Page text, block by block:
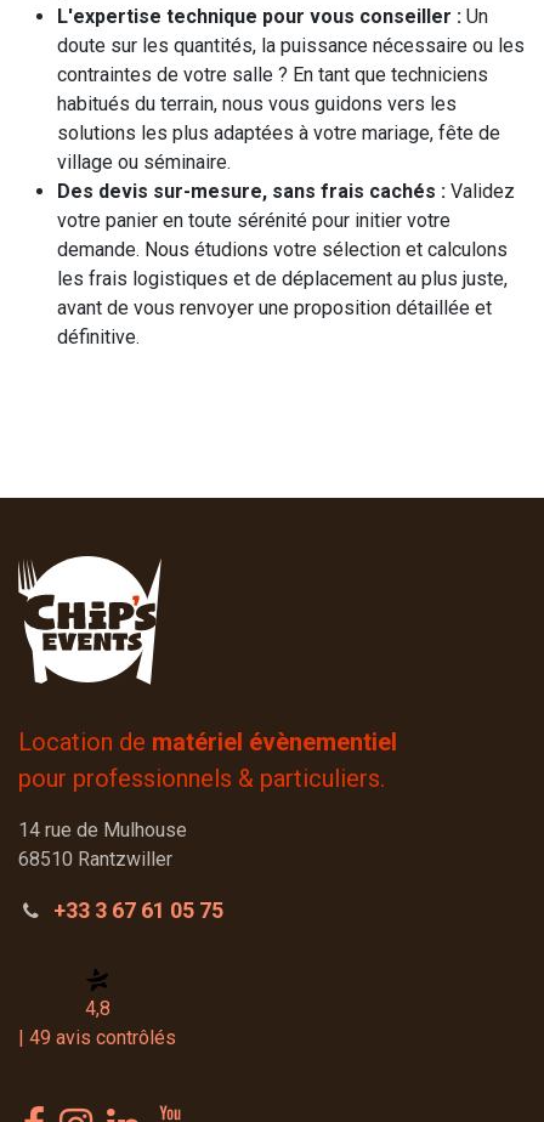
L'expertise technique pour vous conseiller : Un
doute sur les quantités, la puissance nécessaire ou les
contraintes de votre salle ? En tant que techniciens
habitués du terrain, nous vous guidons vers les
solutions les plus adaptées à votre mariage, fête de
village ou séminaire.
Des devis sur-mesure, sans frais cachés : Validez
votre panier en toute sérénité pour initier votre
demande. Nous étudions votre sélection et calculons
les frais logistiques et de déplacement au plus juste,
avant de vous renvoyer une proposition détaillée et
définitive.
Location de matériel évènementiel
pour professionnels & particuliers.
14 rue de Mulhouse
68510 Rantzwiller
+33 3 67 61 05 75
4,8
| 49 avis contrôlés